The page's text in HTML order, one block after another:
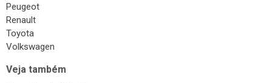
Peugeot
Renault
Toyota
Volkswagen
Veja também